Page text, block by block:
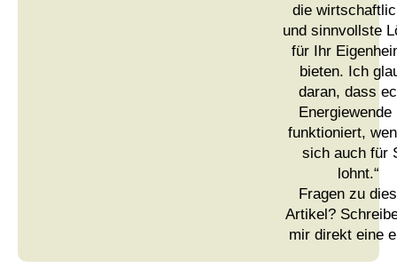
die
und sinnvollste
für Ihr
bieten. Ich
daran, dass
Energiewende
funktioniert,
sich auch für
lohnt.“
Fragen zu
Artikel?
mir direkt eine